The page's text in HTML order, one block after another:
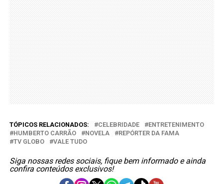
TÓPICOS RELACIONADOS: CELEBRIDADE
ENTRETENIMENTO
HUMBERTO CARRÃO
NOVELA
REPÓRTER DA FAMA
TV GLOBO
VALE TUDO
Siga nossas redes sociais, fique bem informado e ainda
confira conteúdos exclusivos!